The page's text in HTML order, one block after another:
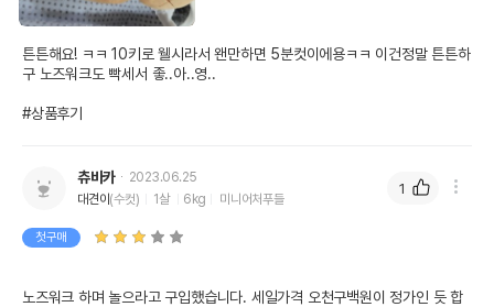
튼튼해요! ㅋㅋ 10키로 웰시라서 왠만하면 5분컷이에용ㅋㅋ 이건정말 튼튼하
구 노즈워크도 빡세서 좋..아..영..
#상품후기
츄바카
2023.06.25
대견이 (수컷) 1살 6kg 미니어처푸들
첫구매
노즈워크 하며 놀으라고 구입했습니다. 세일가격 오천구백원이 정가인 듯 합
1